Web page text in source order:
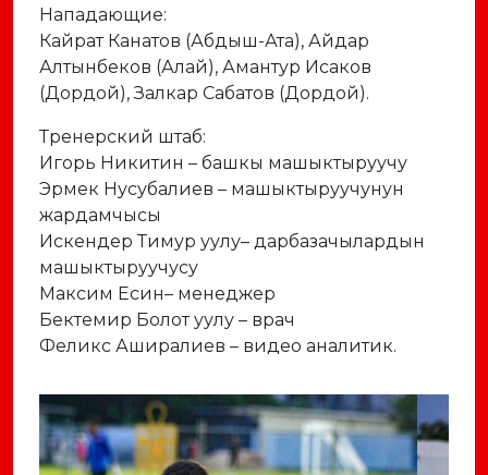
Нападающие:
Кайрат Канатов (Абдыш-Ата), Айдар
Алтынбеков (Алай), Амантур Исаков
(Дордой), Залкар Сабатов (Дордой).
Тренерский штаб:
Игорь Никитин – башкы машыктыруучу
Эрмек Нусубалиев – машыктыруучунун
жардамчысы
Искендер Тимур уулу– дарбазачылардын
машыктыруучусу
Максим Есин– менеджер
Бектемир Болот уулу – врач
Феликс Аширалиев – видео аналитик.